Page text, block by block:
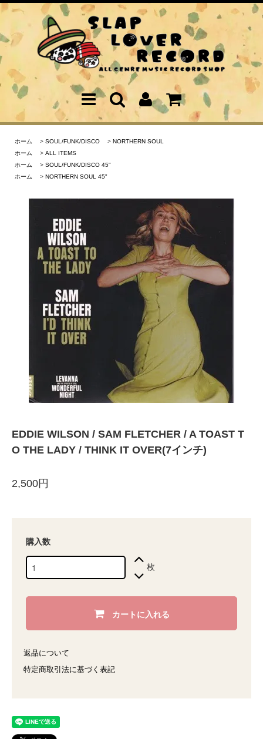
ホーム > SOUL/FUNK/DISCO > NORTHERN SOUL
ホーム
> ALL ITEMS
ホーム
> SOUL/FUNK/DISCO 45"
ホーム
> NORTHERN SOUL 45"
EDDIE WILSON / SAM FLETCHER / A TOAST T
O THE LADY / THINK IT OVER(7インチ)
2,500円
購入数
枚
カートに入れる
返品について
特定商取引法に基づく表記